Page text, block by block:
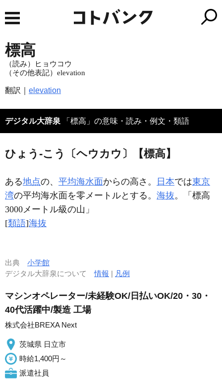
標高
（読み）ヒョウコウ
（その他表記）elevation
翻訳｜ elevation
デジタル大辞泉 「標高」の意味・読み・例文・類語
ひょう‐こう〔ヘウカウ〕【標高】
ある地点の、 平均海水面からの高さ。 日本では東京
湾の平均海水面を零メートルとする。 海抜。「 標高
3000メートル級の山」
[類語]海抜
出典 小学館
デジタル大辞泉について情報 | 凡例
マシンオペレーター/未経験OK/日払いOK/20・30・
40代活躍中/製造 工場
株式会社BREXA Next
茨城県 日立市
時給1,400円～
派遣社員